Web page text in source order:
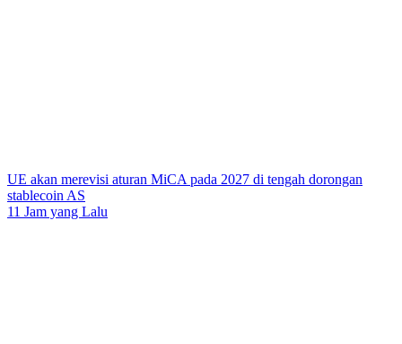
UE akan merevisi aturan MiCA pada 2027 di tengah dorongan
stablecoin AS
11 Jam yang Lalu